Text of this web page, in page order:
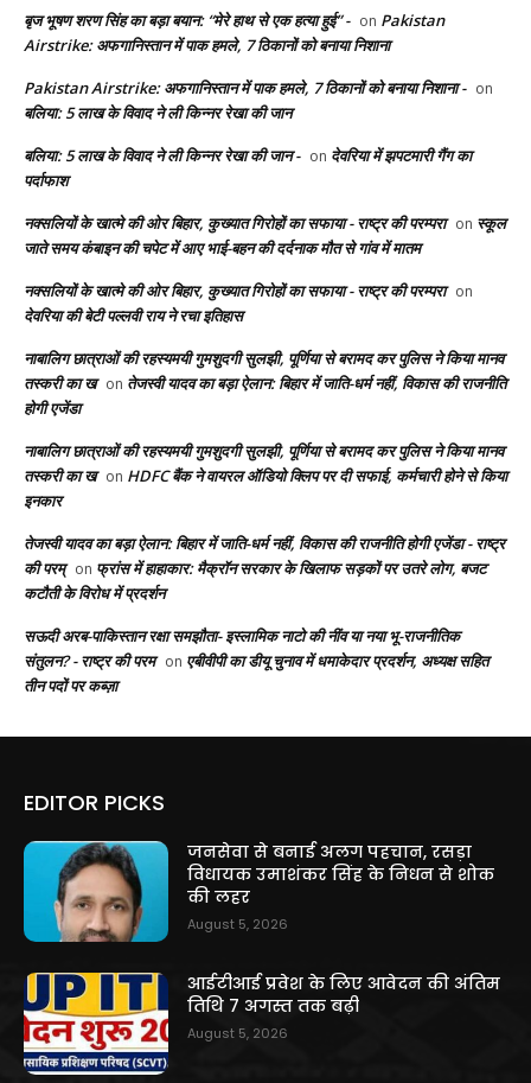
बृज भूषण शरण सिंह का बड़ा बयान: “मेरे हाथ से एक हत्या हुई” - on Pakistan
Airstrike: अफगानिस्तान में पाक हमले, 7 ठिकानों को बनाया निशाना
Pakistan Airstrike: अफगानिस्तान में पाक हमले, 7 ठिकानों को बनाया निशाना - on
बलिया: 5 लाख के विवाद ने ली किन्नर रेखा की जान
बलिया: 5 लाख के विवाद ने ली किन्नर रेखा की जान - on देवरिया में झपटमारी गैंग का
पर्दाफाश
नक्सलियों के खात्मे की ओर बिहार, कुख्यात गिरोहों का सफाया - राष्ट्र की परम्परा on स्कूल
जाते समय कंबाइन की चपेट में आए भाई-बहन की दर्दनाक मौत से गांव में मातम
नक्सलियों के खात्मे की ओर बिहार, कुख्यात गिरोहों का सफाया - राष्ट्र की परम्परा on
देवरिया की बेटी पल्लवी राय ने रचा इतिहास
नाबालिग छात्राओं की रहस्यमयी गुमशुदगी सुलझी, पूर्णिया से बरामद कर पुलिस ने किया मानव
तस्करी का ख on तेजस्वी यादव का बड़ा ऐलान: बिहार में जाति-धर्म नहीं, विकास की राजनीति
होगी एजेंडा
नाबालिग छात्राओं की रहस्यमयी गुमशुदगी सुलझी, पूर्णिया से बरामद कर पुलिस ने किया मानव
तस्करी का ख on HDFC बैंक ने वायरल ऑडियो क्लिप पर दी सफाई, कर्मचारी होने से किया
इनकार
तेजस्वी यादव का बड़ा ऐलान: बिहार में जाति-धर्म नहीं, विकास की राजनीति होगी एजेंडा - राष्ट्र
की परम् on फ्रांस में हाहाकार: मैक्रॉन सरकार के खिलाफ सड़कों पर उतरे लोग, बजट
कटौती के विरोध में प्रदर्शन
सऊदी अरब-पाकिस्तान रक्षा समझौता- इस्लामिक नाटो की नींव या नया भू-राजनीतिक
संतुलन? - राष्ट्र की परम on एबीवीपी का डीयू चुनाव में धमाकेदार प्रदर्शन, अध्यक्ष सहित
तीन पदों पर कब्ज़ा
EDITOR PICKS
जनसेवा से बनाई अलग पहचान, रसड़ा
विधायक उमाशंकर सिंह के निधन से शोक
की लहर
August 5, 2026
आईटीआई प्रवेश के लिए आवेदन की अंतिम
तिथि 7 अगस्त तक बढ़ी
August 5, 2026